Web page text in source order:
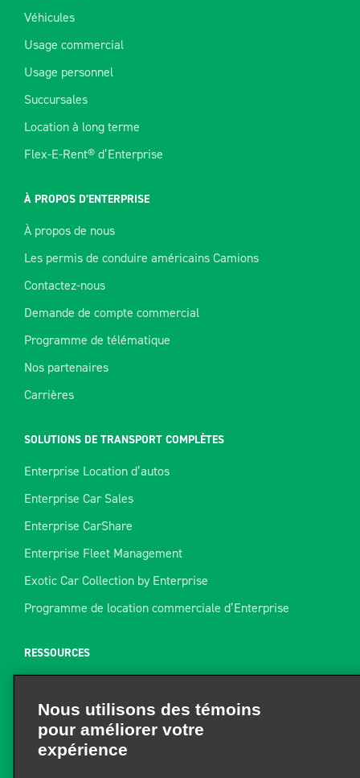
Véhicules
Usage commercial
Usage personnel
Succursales
Location à long terme
Flex-E-Rent® d’Enterprise
À PROPOS D’ENTERPRISE
À propos de nous
Les permis de conduire américains Camions
Contactez-nous
Demande de compte commercial
Programme de télématique
Nos partenaires
Carrières
SOLUTIONS DE TRANSPORT COMPLÈTES
Enterprise Location d’autos
Enterprise Car Sales
Enterprise CarShare
Enterprise Fleet Management
Exotic Car Collection by Enterprise
Programme de location commerciale d’Enterprise
RESSOURCES
Plan du site
Guide de remorquage
Nous utilisons des témoins
pour améliorer votre
expérience